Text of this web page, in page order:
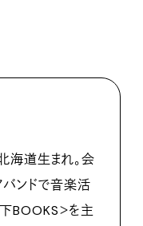
海道生まれ。会
バンドで音楽活
BOOKS＞を主